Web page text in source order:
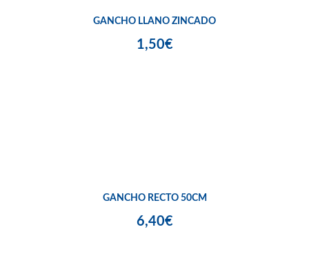
GANCHO LLANO ZINCADO
1,50€
GANCHO RECTO 50CM
6,40€